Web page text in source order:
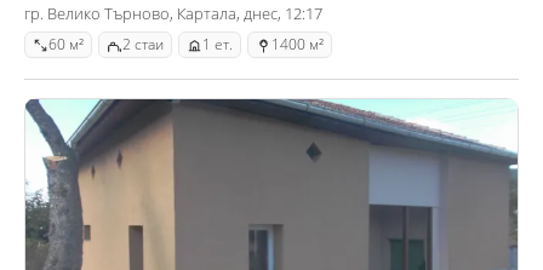
гр. Велико Търново, Картала, днес, 12:17
60 м² 2 стаи 1 ет. 1400 м²